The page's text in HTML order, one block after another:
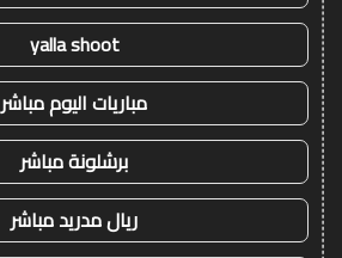
yalla shoot
مباريات اليوم مباشر
برشلونة مباشر
ريال مدريد مباشر